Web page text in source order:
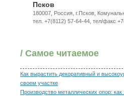
Псков
180007, Россия, г.Псков,
тел. +7(8112) 57-64-44, тел/факс
/ Самое читаемое
Как вырастить декоративный и
своем участке
Производство металлических опор: как